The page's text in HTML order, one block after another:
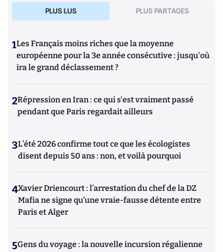
PLUS LUS PLUS PARTAGES
1Les Français moins riches que la moyenne
européenne pour la 3e année consécutive : jusqu'où
ira le grand déclassement ?
2Répression en Iran : ce qui s'est vraiment passé
pendant que Paris regardait ailleurs
3L’été 2026 confirme tout ce que les écologistes
disent depuis 50 ans : non, et voilà pourquoi
4Xavier Driencourt : l’arrestation du chef de la DZ
Mafia ne signe qu’une vraie-fausse détente entre
Paris et Alger
5Gens du voyage : la nouvelle incursion régalienne